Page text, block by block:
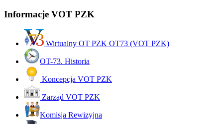
Informacje VOT PZK
Wirtualny OT PZK OT73 (VOT PZK)
OT-73. Historia
Koncepcja VOT PZK
Zarząd VOT PZK
Komisja Rewizyjna